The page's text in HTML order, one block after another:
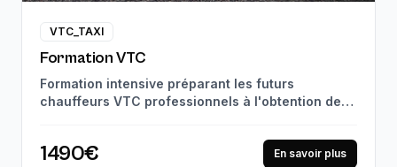
VTC_TAXI
Formation VTC
Formation intensive préparant les futurs
chauffeurs VTC professionnels à l'obtention de
et mises en situation réelles, jusqu'à la
certification professionnelle. 97% de réussite à
1490€ En savoir plus